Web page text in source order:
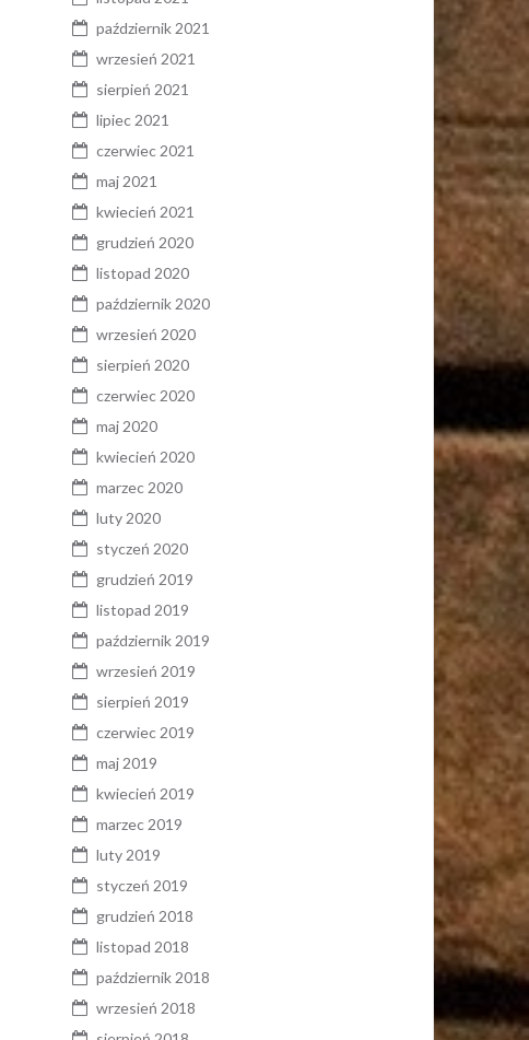
październik 2021
wrzesień 2021
sierpień 2021
lipiec 2021
czerwiec 2021
maj 2021
kwiecień 2021
grudzień 2020
listopad 2020
październik 2020
wrzesień 2020
sierpień 2020
czerwiec 2020
maj 2020
kwiecień 2020
marzec 2020
luty 2020
styczeń 2020
grudzień 2019
listopad 2019
październik 2019
wrzesień 2019
sierpień 2019
czerwiec 2019
maj 2019
kwiecień 2019
marzec 2019
luty 2019
styczeń 2019
grudzień 2018
listopad 2018
październik 2018
wrzesień 2018